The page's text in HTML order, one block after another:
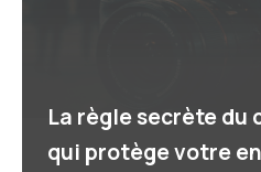
La règle secrète
qui protège votre